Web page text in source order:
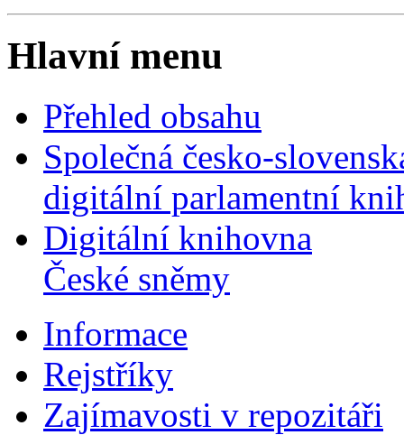
Hlavní menu
Přehled obsahu
Společná česko-
digitální parlamentní
Digitální knihovna
České sněmy
Informace
Rejstříky
Zajímavosti v repozitáři